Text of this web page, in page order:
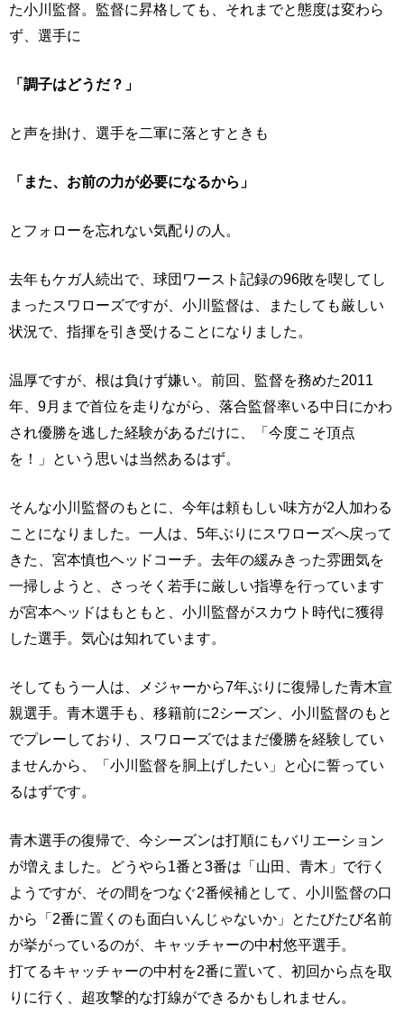
た小川監督。監督に昇格しても、それまでと態度は変わら
ず、選手に
「調子はどうだ？」
と声を掛け、選手を二軍に落とすときも
「また、お前の力が必要になるから」
とフォローを忘れない気配りの人。
去年もケガ人続出で、球団ワースト記録の96敗を喫してし
まったスワローズですが、小川監督は、またしても厳しい
状況で、指揮を引き受けることになりました。
温厚ですが、根は負けず嫌い。前回、監督を務めた2011
年、9月まで首位を走りながら、落合監督率いる中日にかわ
され優勝を逃した経験があるだけに、「今度こそ頂点
を！」という思いは当然あるはず。
そんな小川監督のもとに、今年は頼もしい味方が2人加わる
ことになりました。一人は、5年ぶりにスワローズへ戻って
きた、宮本慎也ヘッドコーチ。去年の緩みきった雰囲気を
一掃しようと、さっそく若手に厳しい指導を行っています
が宮本ヘッドはもともと、小川監督がスカウト時代に獲得
した選手。気心は知れています。
そしてもう一人は、メジャーから7年ぶりに復帰した青木宣
親選手。青木選手も、移籍前に2シーズン、小川監督のもと
でプレーしており、スワローズではまだ優勝を経験してい
ませんから、「小川監督を胴上げしたい」と心に誓ってい
るはずです。
青木選手の復帰で、今シーズンは打順にもバリエーション
が増えました。どうやら1番と3番は「山田、青木」で行く
ようですが、その間をつなぐ2番候補として、小川監督の口
から「2番に置くのも面白いんじゃないか」とたびたび名前
が挙がっているのが、キャッチャーの中村悠平選手。
打てるキャッチャーの中村を2番に置いて、初回から点を取
りに行く、超攻撃的な打線ができるかもしれません。